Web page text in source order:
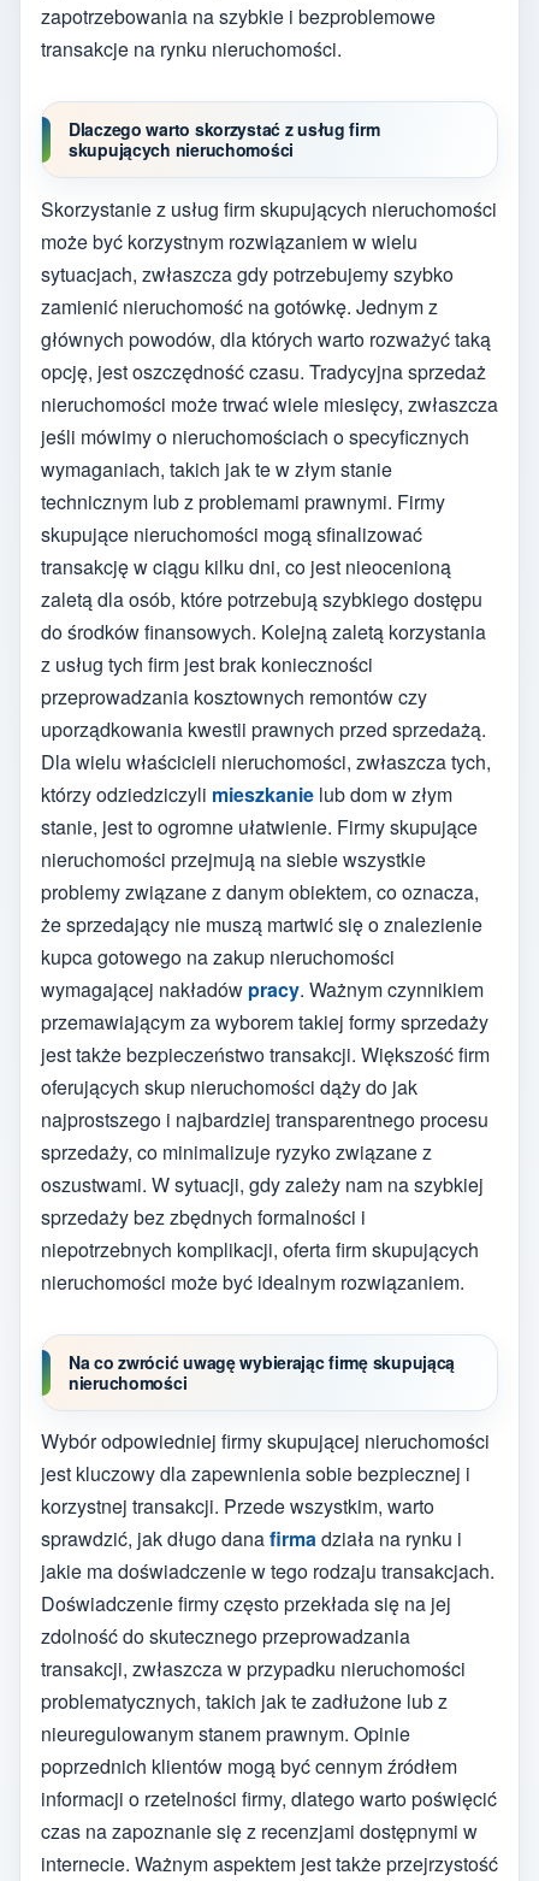
zapotrzebowania na szybkie i bezproblemowe
transakcje na rynku nieruchomości.
Dlaczego warto skorzystać z usług firm
skupujących nieruchomości
Skorzystanie z usług firm skupujących nieruchomości
może być korzystnym rozwiązaniem w wielu
sytuacjach, zwłaszcza gdy potrzebujemy szybko
zamienić nieruchomość na gotówkę. Jednym z
głównych powodów, dla których warto rozważyć taką
opcję, jest oszczędność czasu. Tradycyjna sprzedaż
nieruchomości może trwać wiele miesięcy, zwłaszcza
jeśli mówimy o nieruchomościach o specyficznych
wymaganiach, takich jak te w złym stanie
technicznym lub z problemami prawnymi. Firmy
skupujące nieruchomości mogą sfinalizować
transakcję w ciągu kilku dni, co jest nieocenioną
zaletą dla osób, które potrzebują szybkiego dostępu
do środków finansowych. Kolejną zaletą korzystania
z usług tych firm jest brak konieczności
przeprowadzania kosztownych remontów czy
uporządkowania kwestii prawnych przed sprzedażą.
Dla wielu właścicieli nieruchomości, zwłaszcza tych,
którzy odziedziczyli mieszkanie lub dom w złym
stanie, jest to ogromne ułatwienie. Firmy skupujące
nieruchomości przejmują na siebie wszystkie
problemy związane z danym obiektem, co oznacza,
że sprzedający nie muszą martwić się o znalezienie
kupca gotowego na zakup nieruchomości
wymagającej nakładów pracy. Ważnym czynnikiem
przemawiającym za wyborem takiej formy sprzedaży
jest także bezpieczeństwo transakcji. Większość firm
oferujących skup nieruchomości dąży do jak
najprostszego i najbardziej transparentnego procesu
sprzedaży, co minimalizuje ryzyko związane z
oszustwami. W sytuacji, gdy zależy nam na szybkiej
sprzedaży bez zbędnych formalności i
niepotrzebnych komplikacji, oferta firm skupujących
nieruchomości może być idealnym rozwiązaniem.
Na co zwrócić uwagę wybierając firmę skupującą
nieruchomości
Wybór odpowiedniej firmy skupującej nieruchomości
jest kluczowy dla zapewnienia sobie bezpiecznej i
korzystnej transakcji. Przede wszystkim, warto
sprawdzić, jak długo danafirmadziała na rynku i
jakie ma doświadczenie w tego rodzaju transakcjach.
Doświadczenie firmy często przekłada się na jej
zdolność do skutecznego przeprowadzania
transakcji, zwłaszcza w przypadku nieruchomości
problematycznych, takich jak te zadłużone lub z
nieuregulowanym stanem prawnym. Opinie
poprzednich klientów mogą być cennym źródłem
informacji o rzetelności firmy, dlatego warto poświęcić
czas na zapoznanie się z recenzjami dostępnymi w
internecie. Ważnym aspektem jest także przejrzystość